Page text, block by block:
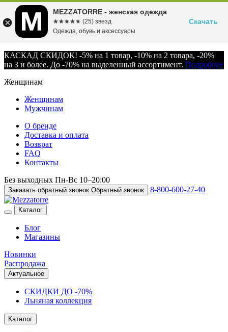
КАСКАД СКИДОК! -5% на 1 товар, -10% на 2 товара, -20%
на 3 и более. До -70% на выделенный ассортимент. Подробнее
Женщинам
Женщинам
Мужчинам
О бренде
Доставка и оплата
Возврат
FAQ
Контакты
Без выходных Пн-Вс 10–20:00
Заказать обратный звонок Обратный звонок 8-800-600-27-40
Каталог
Блог
Магазины
Новинки
Распродажа
Актуальное
СКИДКИ ДО -70%
Льняная коллекция
Каталог
MEZZATORRE - женская одежда
☆☆☆☆☆
★★★★★ (25) звезд
Одежда, обувь и аксессуары
Скачать